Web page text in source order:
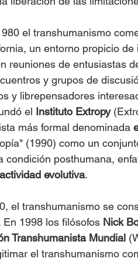
el transhumanismo
un entorno propicio
reuniones de entusiastas
y grupos de
y librepensadores
el Instituto Extropy
más formal denominada
(1990) como un
condición posthumana,
evolutiva.
el transhumanismo se
1998 los filósofos Nick
Transhumanista Mundial
el transhumanismo